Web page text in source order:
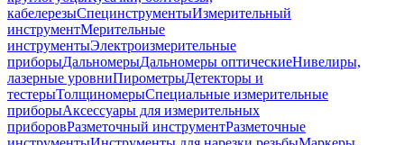
кабелерезыСпецинструментыИзмерительный
инструментМерительные
инструментыЭлектроизмерительные
приборыДальномерыДальномеры оптическиеНивелиры,
лазерные уровниПирометрыДетекторы и
тестерыТолщиномерыСпециальные измерительные
приборыАксессуары для измерительных
приборовРазметочный инструментРазметочные